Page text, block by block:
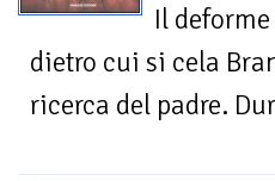
Il
dietro cui si cela
ricerca del padre.